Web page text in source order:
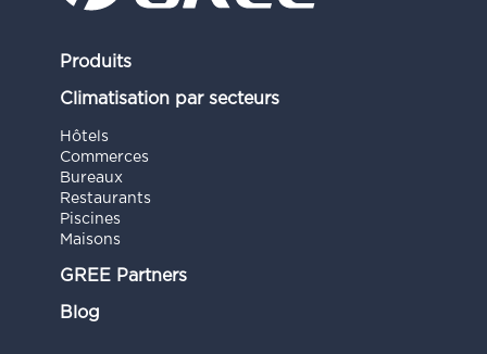
Produits
Climatisation par secteurs
Hôtels
Commerces
Bureaux
Restaurants
Piscines
Maisons
GREE Partners
Blog